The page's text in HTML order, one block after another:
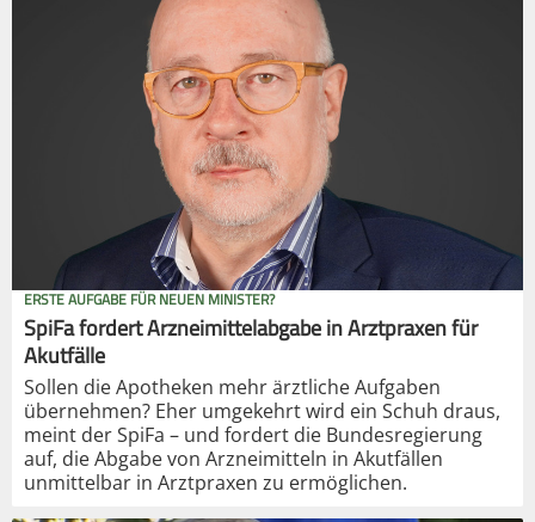
ERSTE AUFGABE FÜR NEUEN MINISTER?
SpiFa fordert Arzneimittelabgabe in Arztpraxen für
Akutfälle
Sollen die Apotheken mehr ärztliche Aufgaben
übernehmen? Eher umgekehrt wird ein Schuh draus,
meint der SpiFa – und fordert die Bundesregierung
auf, die Abgabe von Arzneimitteln in Akutfällen
unmittelbar in Arztpraxen zu ermöglichen.